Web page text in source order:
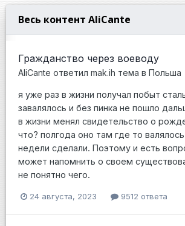
Весь контент AliCante
Гражданство через воеводу
AliCante ответил mak.ih тема в Польша
я уже раз в жизни получал побыт
завалялось и без пинка не пошло
в жизни менял свидетельство о
что? полгода оно там где то валялось
недели сделали. Поэтому и есть
может напомнить о своем
не понятно чего.
24 августа, 2023 9512 ответа